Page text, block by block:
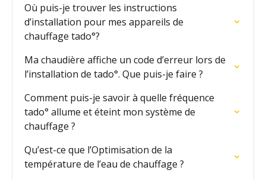
Où puis-je trouver les instructions
d’installation pour mes appareils de
chauffage tado°?
Ma chaudière affiche un code d’erreur lors de
l’installation de tado°. Que puis-je faire ?
Comment puis-je savoir à quelle fréquence
tado° allume et éteint mon système de
chauffage ?
Qu’est-ce que l’Optimisation de la
température de l’eau de chauffage ?